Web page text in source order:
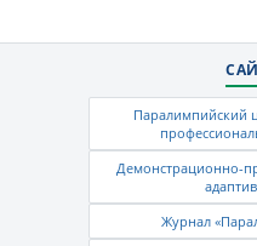
Паралимпийский
Демонстрационно-
Журнал